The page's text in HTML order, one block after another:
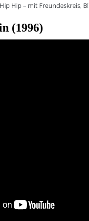
Hip – mit Freundeskreis,
(1996)